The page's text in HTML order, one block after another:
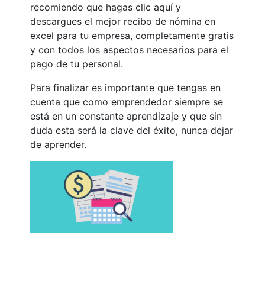
recomiendo que hagas clic aquí y
descargues el mejor recibo de nómina en
excel para tu empresa, completamente gratis
y con todos los aspectos necesarios para el
pago de tu personal.
Para finalizar es importante que tengas en
cuenta que como emprendedor siempre se
está en un constante aprendizaje y que sin
duda esta será la clave del éxito, nunca dejar
de aprender.